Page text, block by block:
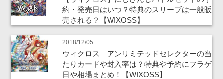
約・発売日はいつ？特典のスリーブは一般販
売される？【WIXOSS】
2018/12/05
ウィクロス アンリミテッドセレクターの当
たりカードや封入率は？特典や予約にフラゲ
日や相場まとめ！【WIXOSS】